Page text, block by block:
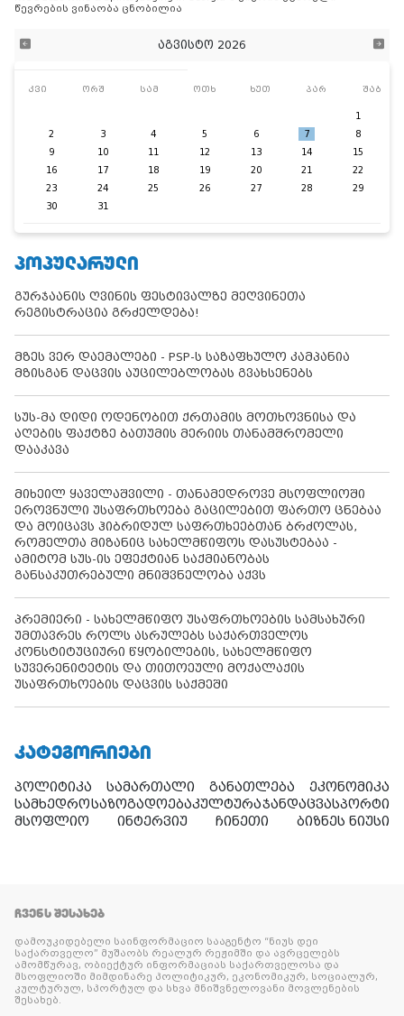
წევრების ვინაობა ცნობილია
აგვისტო 2026
კვი ორშ სამ ოთხ ხუთ პარ შაბ
1
2
3 4 5 6 7
8
9
10 11 12 13 14
15
16
17 18 19 20 21
22
23
24 25 26 27 28
29
30
31
ᲞᲝᲞᲣᲚᲐᲠᲣᲚᲘ
გურჯაანის ღვინის ფესტივალზე მეღვინეთა
რეგისტრაცია გრძელდება!
მზეს ვერ დაემალები - PSP-ს საზაფხულო კამპანია
მზისგან დაცვის აუცილებლობას გვახსენებს
სუს-მა დიდი ოდენობით ქრთამის მოთხოვნისა და
აღების ფაქტზე ბათუმის მერიის თანამშრომელი
დააკავა
მიხეილ ყაველაშვილი - თანამედროვე მსოფლიოში
ეროვნული უსაფრთხოება გაცილებით ფართო ცნებაა
და მოიცავს ჰიბრიდულ საფრთხეებთან ბრძოლას,
რომელთა მიზანიც სახელმწიფოს დასუსტებაა -
ამიტომ სუს-ის ეფექტიან საქმიანობას
განსაკუთრებული მნიშვნელობა აქვს
პრემიერი - სახელმწიფო უსაფრთხოების სამსახური
უმთავრეს როლს ასრულებს საქართველოს
კონსტიტუციური წყობილების, სახელმწიფო
სუვერენიტეტის და თითოეული მოქალაქის
უსაფრთხოების დაცვის საქმეში
ᲙᲐᲢᲔᲒᲝᲠᲘᲔᲑᲘ
პოლიტიკა სამართალი განათლება
ეკონომიკა
სამხედროსაზოგადოებაკულტურაჯანდაცვასპორტი
მსოფლიო
ინტერვიუ ჩინეთი ბიზნეს ნიუსი
ᲩᲕᲔᲜᲡ ᲨᲔᲡᲐᲮᲔᲑ
დამოუკიდებელი საინფორმაციო სააგენტო “ნიუს დეი
საქართველო” მუშაობს რეალურ რეჟიმში და ავრცელებს
ამომწურავ, ობიექტურ ინფორმაციას საქართველოსა და
მსოფლიოში მიმდინარე პოლიტიკურ, ეკონომიკურ, სოციალურ,
კულტურულ, სპორტულ და სხვა მნიშვნელოვანი მოვლენების
შესახებ.